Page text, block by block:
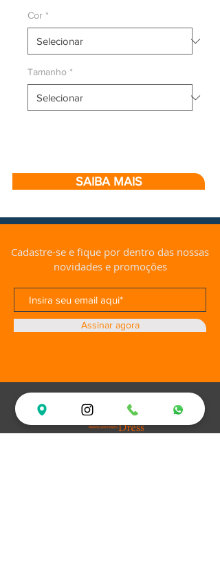
Cor *
Tamanho *
SAIBA MAIS
Cadastre-se e fique por dentro das nossas
novidades e promoções
Assinar agora